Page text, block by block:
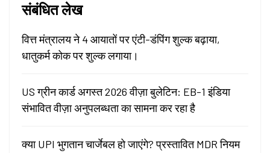
संबंधित लेख
वित्त मंत्रालय ने 4 आयातों पर एंटी-डंपिंग शुल्क बढ़ाया,
धातुकर्म कोक पर शुल्क लगाया।
US ग्रीन कार्ड अगस्त 2026 वीज़ा बुलेटिन: EB-1 इंडिया
संभावित वीज़ा अनुपलब्धता का सामना कर रहा है
क्या UPI भुगतान चार्जेबल हो जाएंगे? प्रस्तावित MDR नियम